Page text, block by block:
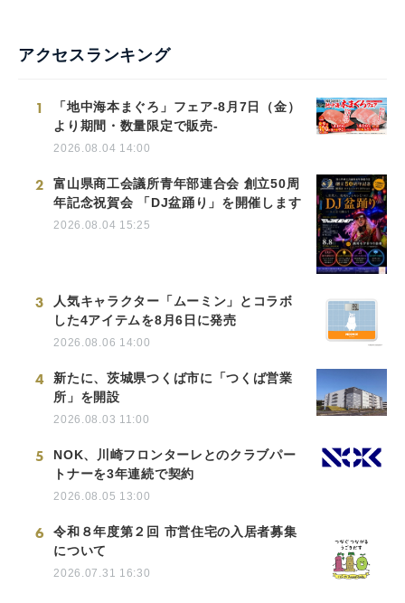
アクセスランキング
1
「地中海本まぐろ」フェア-8月7日（金）
より期間・数量限定で販売-
2026.08.04 14:00
2
富山県商工会議所青年部連合会 創立50周
年記念祝賀会 「DJ盆踊り」を開催します
2026.08.04 15:25
3
人気キャラクター「ムーミン」とコラボ
した4アイテムを8月6日に発売
2026.08.06 14:00
4
新たに、茨城県つくば市に「つくば営業
所」を開設
2026.08.03 11:00
5
NOK、川崎フロンターレとのクラブパー
トナーを3年連続で契約
2026.08.05 13:00
6
令和８年度第２回 市営住宅の入居者募集
について
2026.07.31 16:30